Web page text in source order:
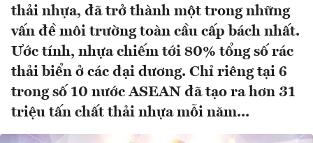
thải nhựa, đã trở thành một trong những
vấn đề môi trường toàn cầu cấp bách nhất.
Ước tính, nhựa chiếm tới 80% tổng số rác
thải biển ở các đại dương. Chỉ riêng tại 6
trong số 10 nước ASEAN đã tạo ra hơn 31
triệu tấn chất thải nhựa mỗi năm...